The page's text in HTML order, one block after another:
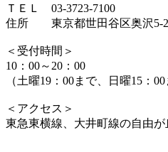
ＴＥＬ 03-3723-7100
住所 東京都世田谷区奥沢5-
＜受付時間＞
10：00～20：00
（土曜19：00まで、日曜15：
＜アクセス＞
東急東横線、大井町線の自由